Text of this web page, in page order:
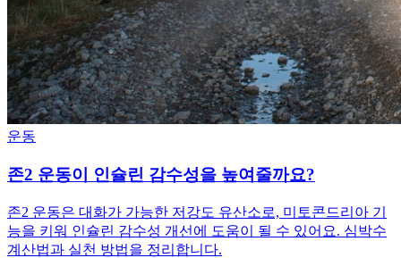
운동
존2 운동이 인슐린 감수성을 높여줄까요?
존2 운동은 대화가 가능한 저강도 유산소로, 미토콘드리아 기
능을 키워 인슐린 감수성 개선에 도움이 될 수 있어요. 심박수
계산법과 실천 방법을 정리합니다.